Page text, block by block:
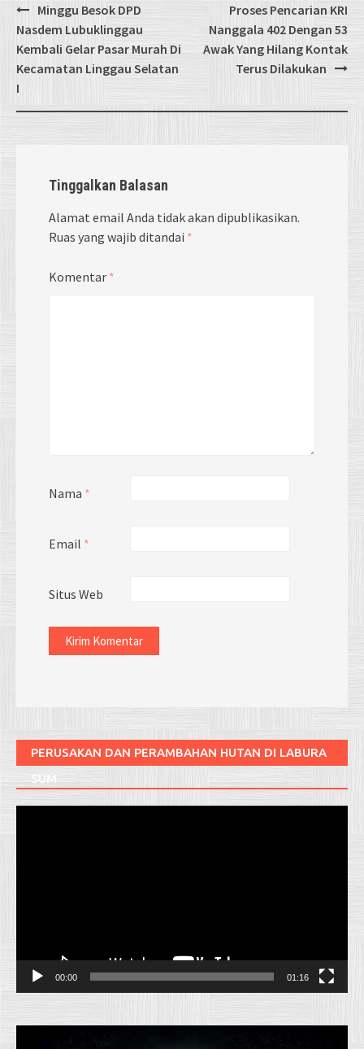
Post
navigation
Minggu Besok DPD
Nasdem Lubuklinggau
Kembali Gelar Pasar Murah Di
Kecamatan Linggau Selatan
I
Proses Pencarian KRI
Nanggala 402 Dengan 53
Awak Yang Hilang Kontak
Terus Dilakukan
Tinggalkan Balasan
Alamat email Anda tidak akan dipublikasikan.
Ruas yang wajib ditandai *
Komentar *
Nama *
Email *
Situs Web
PERUSAKAN DAN PERAMBAHAN HUTAN DI LABURA
SUM
00:00 01:16